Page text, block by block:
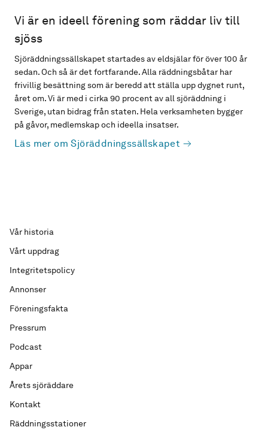
Vi är en ideell förening som räddar liv till
sjöss
Sjöräddningssällskapet startades av eldsjälar för över 100 år
sedan. Och så är det fortfarande. Alla räddningsbåtar har
frivillig besättning som är beredd att ställa upp dygnet runt,
året om. Vi är med i cirka 90 procent av all sjöräddning i
Sverige, utan bidrag från staten. Hela verksamheten bygger
på gåvor, medlemskap och ideella insatser.
Läs mer om Sjöräddningssällskapet
Vår historia
Vårt uppdrag
Integritetspolicy
Annonser
Föreningsfakta
Pressrum
Podcast
Appar
Årets sjöräddare
Kontakt
Räddningsstationer